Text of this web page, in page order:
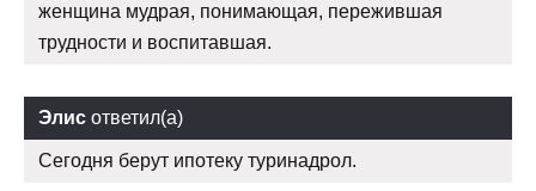
женщина мудрая, понимающая, пережившая
трудности и воспитавшая.
Элис ответил(а)
Сегодня берут ипотеку туринадрол.